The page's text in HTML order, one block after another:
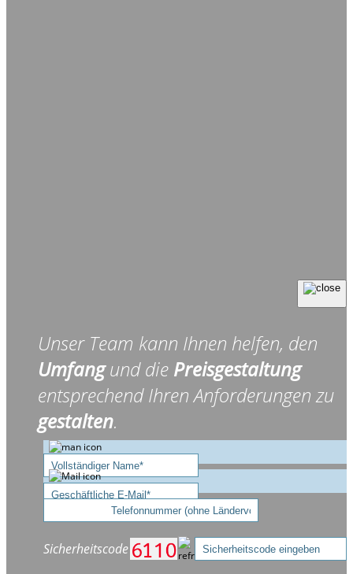
Unser Team kann Ihnen helfen, den
Umfangund die Preisgestaltung
entsprechend Ihren Anforderungen zu
gestalten.
Sicherheitscode